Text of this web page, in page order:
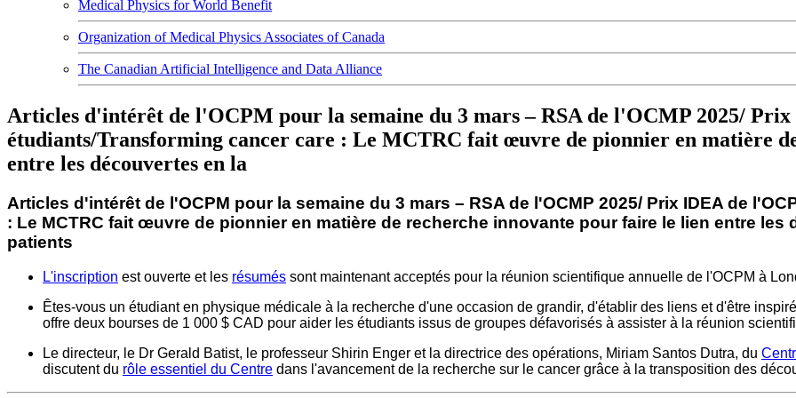
Medical Physics for World Benefit
Organization of Medical Physics Associates of Canada
The Canadian Artificial Intelligence and Data Alliance
Articles d'intérêt de l'OCPM pour la semaine du 3 mars – RSA de l'OCMP 2025/
étudiants/Transforming cancer care : Le MCTRC fait œuvre de pionnier en matière
entre les découvertes en la
Articles d'intérêt de l'OCPM pour la semaine du 3 mars – RSA de l'OCMP 2025/ Prix IDEA de
: Le MCTRC fait œuvre de pionnier en matière de recherche innovante pour faire le lien entre
patients
L'inscription est ouverte et les résumés sont maintenant acceptés pour la réunion scientifique annuelle de l'OCPM à
Êtes-vous un étudiant en physique médicale à la recherche d'une occasion de grandir, d'établir des liens et d'être
offre deux bourses de 1 000 $ CAD pour aider les étudiants issus de groupes défavorisés à assister à la réunion
Le directeur, le Dr Gerald Batist, le professeur Shirin Enger et la directrice des opérations, Miriam Santos Dutra, du
discutent du rôle essentiel du Centre dans l'avancement de la recherche sur le cancer grâce à la transposition des